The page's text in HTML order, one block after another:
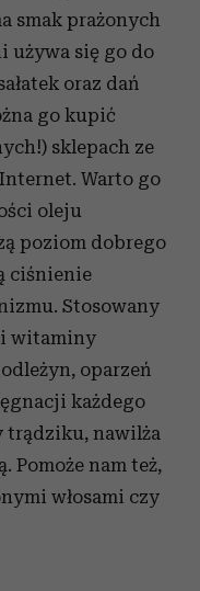
smak prażonych
używa się go do
oraz dań
go kupić
sklepach ze
Warto go
oleju
poziom dobrego
ciśnienie
Stosowany
witaminy
oparzeń
każdego
trądziku, nawilża
Pomoże nam też,
włosami czy